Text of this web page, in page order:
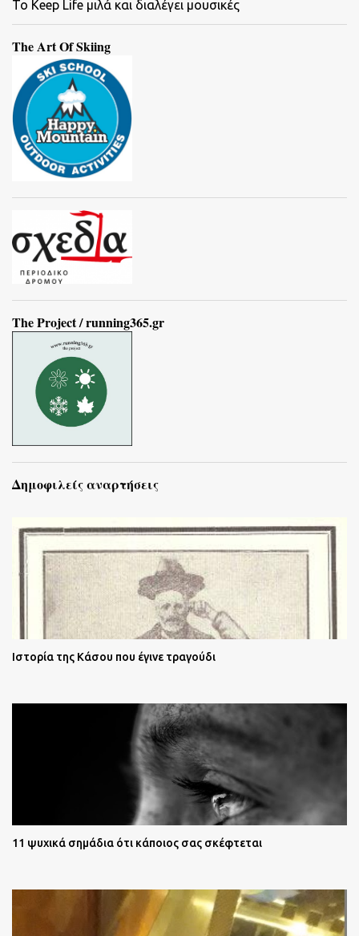
To Keep Life μιλά και διαλέγει μουσικές
The Art Of Skiing
The Project / running365.gr
Δημοφιλείς αναρτήσεις
Ιστορία της Κάσου που έγινε τραγούδι
11 ψυχικά σημάδια ότι κάποιος σας σκέφτεται